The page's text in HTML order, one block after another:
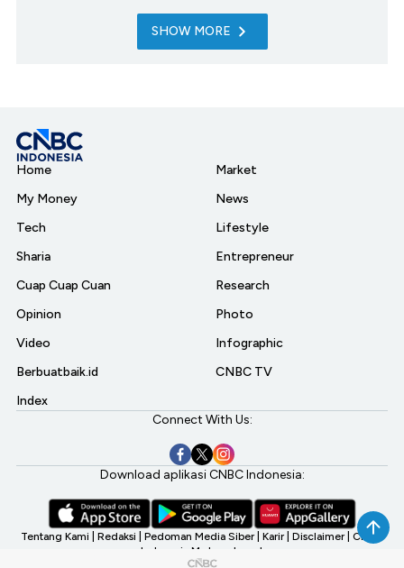
SHOW MORE
Home
My Money
Tech
Sharia
Cuap Cuap Cuan
Opinion
Video
Berbuatbaik.id
Index
Market
News
Lifestyle
Entrepreneur
Research
Photo
Infographic
CNBC TV
Connect With Us:
Download aplikasi CNBC Indonesia:
Tentang Kami Redaksi Pedoman Media Siber Karir Disclaimer CNBC
Indonesia My Investment
©2026 CNBC Indonesia, A Transmedia Company